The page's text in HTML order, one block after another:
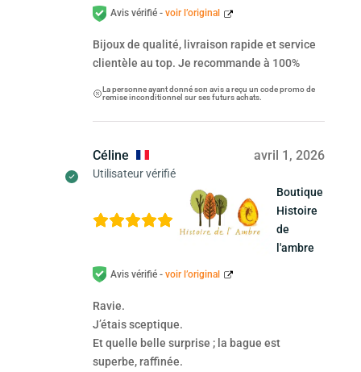
Avis vérifié - voir l’original
Bijoux de qualité, livraison rapide et service
clientèle au top. Je recommande à 100%
La personne ayant donné son avis a reçu un code promo de
remise inconditionnel sur ses futurs achats.
Céline
Utilisateur vérifié
avril 1, 2026
Boutique
Histoire
de
l'ambre
Avis vérifié - voir l’original
Ravie.
J’étais sceptique.
Et quelle belle surprise ; la bague est
superbe, raffinée.